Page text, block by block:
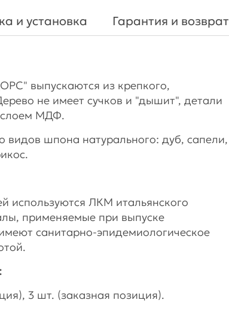
и установка Гарантия и возврат
выпускаются из крепкого,
не имеет сучков и "дышит", детали
слоем МДФ.
видов шпона натурального: дуб, сапели,
ЛКМ итальянского
применяемые при выпуске
санитарно-эпидемиологическое
3 шт. (заказная позиция).